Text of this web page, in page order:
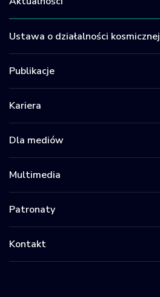
Ustawa o działalności kosmicznej
Publikacje
Kariera
Dla mediów
Multimedia
Patronaty
Kontakt